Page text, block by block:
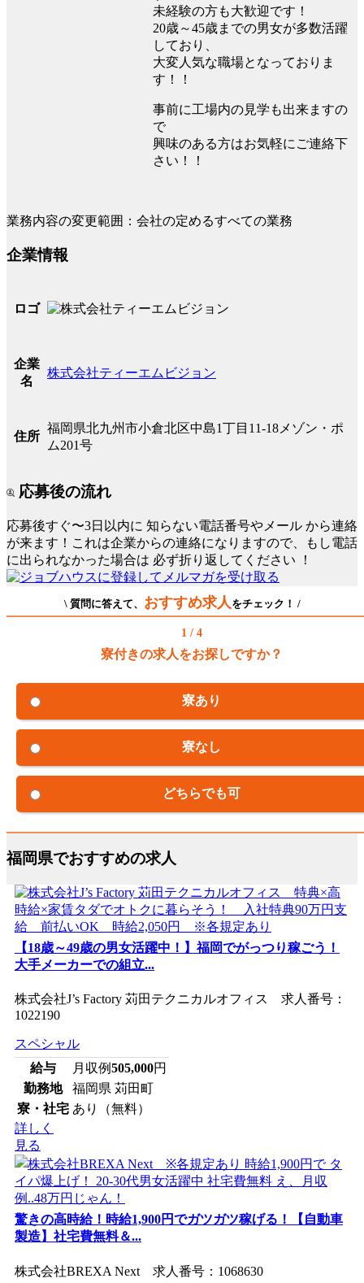
未経験の方も大歓迎です！
20歳～45歳までの男女が多数活躍
しており、
大変人気な職場となっておりま
す！！
事前に工場内の見学も出来ますの
で
興味のある方はお気軽にご連絡下
さい！！
業務内容の変更範囲：会社の定めるすべての業務
企業情報
ロゴ
企業
名
株式会社ティーエムビジョン
住所
福岡県北九州市小倉北区中島1丁目11-18メゾン・ポ
ム201号
応募後の流れ
応募後すぐ〜3日以内に 知らない電話番号やメール から連絡
が来ます！これは企業からの連絡になりますので、もし電話
に出られなかった場合は 必ず折り返してください ！
\ 質問に答えて、 おすすめ求人 をチェック！ /
1 / 4
寮付きの求人をお探しですか？
寮あり
寮なし
どちらでも可
福岡県でおすすめの求人
【18歳～49歳の男女活躍中！】福岡でがっつり稼ごう！
大手メーカーでの組立...
株式会社J’s Factory 苅田テクニカルオフィス 求人番号：
1022190
スペシャル
給与
月収例505,000円
勤務地
福岡県 苅田町
寮・社宅 あり（無料）
詳しく
見る
驚きの高時給！時給1,900円でガツガツ稼げる！【自動車
製造】社宅費無料＆...
株式会社BREXA Next 求人番号：1068630